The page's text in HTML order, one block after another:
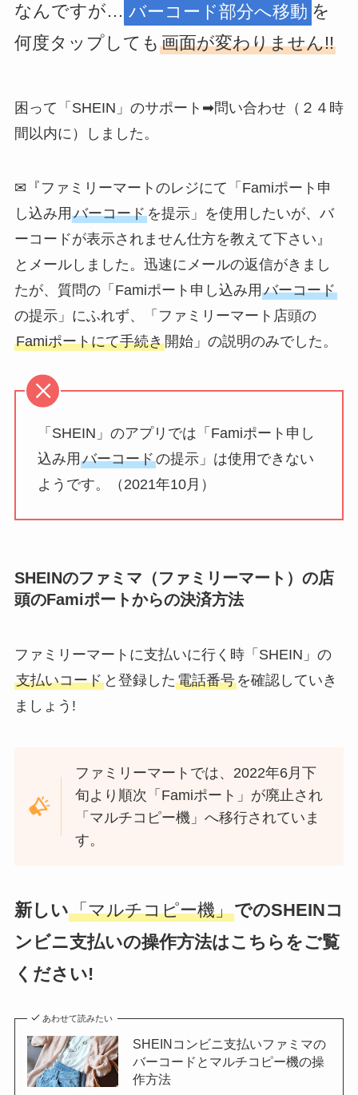
なんですが… バーコード部分へ移動 を
何度タップしても 画面が変わりません!!
困って「SHEIN」のサポート➡問い合わせ（２４時
間以内に）しました。
✉『ファミリーマートのレジにて「Famiポート申
し込み用 バーコードを提示」を使用したいが、バ
ーコードが表示されません仕方を教えて下さい』
とメールしました。迅速にメールの返信がきまし
たが、質問の「Famiポート申し込み用 バーコード
の提示」にふれず、「ファミリーマート店頭の
Famiポートにて手続き開始」の説明のみでした。
「SHEIN」のアプリでは「Famiポート申し
込み用 バーコードの提示」は使用できない
ようです。（2021年10月）
SHEINのファミマ（ファミリーマート）の店
頭のFamiポートからの決済方法
ファミリーマートに支払いに行く時「SHEIN」の
支払いコードと登録した電話番号を確認していき
ましょう!
ファミリーマートでは、2022年6月下
旬より順次「Famiポート」が廃止され
「マルチコピー機」へ移行されていま
す。
新しい「マルチコピー機」でのSHEINコ
ンビニ支払いの操作方法はこちらをご覧
ください!
あわせて読みたい
SHEINコンビニ支払いファミマの
バーコードとマルチコピー機の操
作方法